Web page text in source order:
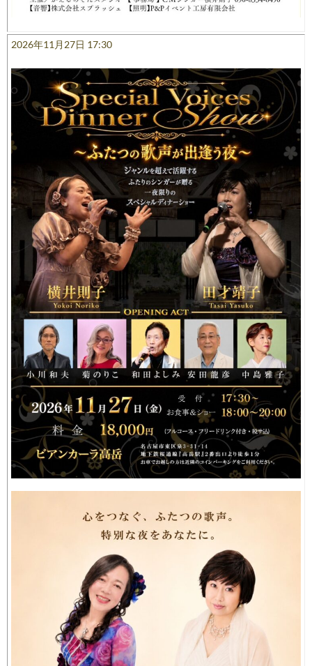
2026年11月27日 17:30